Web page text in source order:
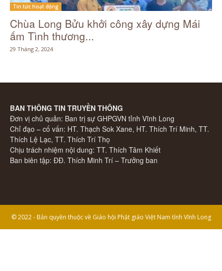
Tin tức hoạt động
Chùa Long Bửu khởi công xây dựng Mái
ấm Tình thương...
29 Tháng 2, 2024
BAN THÔNG TIN TRUYỀN THÔNG
Đơn vị chủ quản: Ban trị sự GHPGVN tỉnh Vĩnh Long
Chỉ đạo – cố vấn: HT. Thạch Sok Xane, HT. Thích Trí Minh, TT.
Thích Lệ Lạc, TT. Thích Trí Thọ
Chịu trách nhiệm nội dung: TT. Thích Tâm Khiết
Ban biên tập: ĐĐ. Thích Minh Trí – Trưởng ban
© 2022 - Bản quyền thuộc về Giáo hội Phật giáo Việt Nam tỉnh Vĩnh Long